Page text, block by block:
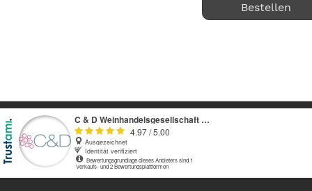
Finca Enguera
Finca Museum
Finca Villacreces
Habla
Hammeken Cellars
Bestellen